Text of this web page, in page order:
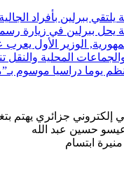
ببرلين بأفراد الجالية
يحل ببرلين في زيارة
الوزير الأول
والجماعات المحلية
يوما دراسيا موسوم
إلكتروني جزائري يهتم
حسين عبد الله
ابتسام